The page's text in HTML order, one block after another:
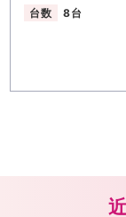
台数
8台